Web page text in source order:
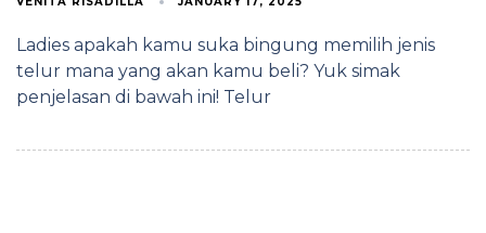
Ladies apakah kamu suka bingung memilih jenis
telur mana yang akan kamu beli? Yuk simak
penjelasan di bawah ini! Telur